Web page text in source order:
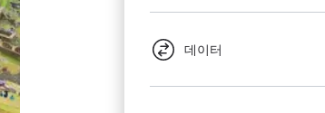
데이터